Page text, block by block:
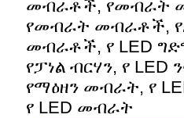
መብራቶች, የመብራት
የመብራት መብራቶች,
መብራቶች, የ LED
የፓነል ብርሃን, የ LED
የማዕዘን መብራት, የ
የ LED መብራት